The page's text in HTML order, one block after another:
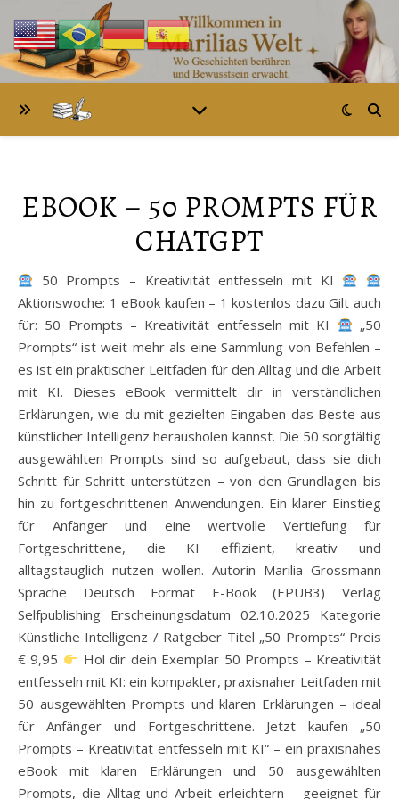
EBOOK – 50 PROMPTS FÜR
CHATGPT
50 Prompts – Kreativität entfesseln mit KI
Aktionswoche: 1 eBook kaufen – 1 kostenlos dazu Gilt auch
für: 50 Prompts – Kreativität entfesseln mit KI
„50
Prompts“ ist weit mehr als eine Sammlung von Befehlen –
es ist ein praktischer Leitfaden für den Alltag und die Arbeit
mit KI. Dieses eBook vermittelt dir in verständlichen
Erklärungen, wie du mit gezielten Eingaben das Beste aus
künstlicher Intelligenz herausholen kannst. Die 50 sorgfältig
ausgewählten Prompts sind so aufgebaut, dass sie dich
Schritt für Schritt unterstützen – von den Grundlagen bis
hin zu fortgeschrittenen Anwendungen. Ein klarer Einstieg
für Anfänger und eine wertvolle Vertiefung für
Fortgeschrittene, die KI effizient, kreativ und
alltagstauglich nutzen wollen. Autorin Marilia Grossmann
Sprache Deutsch Format E-Book (EPUB3) Verlag
Selfpublishing Erscheinungsdatum 02.10.2025 Kategorie
Künstliche Intelligenz / Ratgeber Titel „50 Prompts“ Preis
€ 9,95
Hol dir dein Exemplar 50 Prompts – Kreativität
entfesseln mit KI: ein kompakter, praxisnaher Leitfaden mit
50 ausgewählten Prompts und klaren Erklärungen – ideal
für Anfänger und Fortgeschrittene. Jetzt kaufen „50
Prompts – Kreativität entfesseln mit KI“ – ein praxisnahes
eBook mit klaren Erklärungen und 50 ausgewählten
Prompts, die Alltag und Arbeit erleichtern – geeignet für